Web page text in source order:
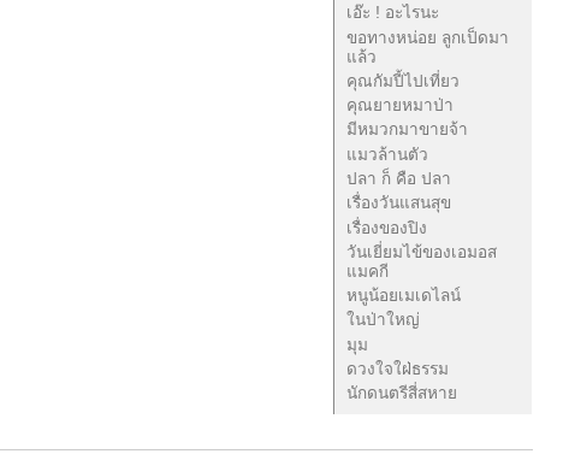
เอ๊ะ ! อะไรนะ
ขอทางหน่อย ลูกเป็ดมา
แล้ว
คุณกัมปี้ไปเที่ยว
คุณยายหมาป่า
มีหมวกมาขายจ้า
แมวล้านตัว
ปลา ก็ คือ ปลา
เรื่องวันแสนสุข
เรื่องของปิง
วันเยี่ยมไข้ของเอมอส
แมคกี
หนูน้อยเมเดไลน์
ในป่าใหญ่
มุม
ดวงใจใฝ่ธรรม
นักดนตรีสี่สหาย